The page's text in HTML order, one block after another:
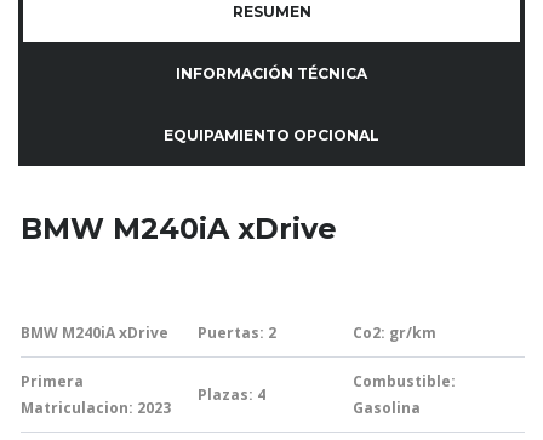
RESUMEN
INFORMACIÓN TÉCNICA
EQUIPAMIENTO OPCIONAL
BMW M240iA xDrive
BMW M240iA xDrive Puertas: 2 Co2: gr/km
Primera
Matriculacion: 2023
Plazas: 4
Combustible:
Gasolina